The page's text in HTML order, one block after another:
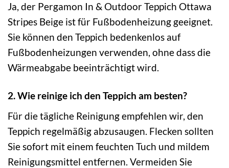
Ja, der Pergamon In & Outdoor Teppich Ottawa
Stripes Beige ist für Fußbodenheizung geeignet.
Sie können den Teppich bedenkenlos auf
Fußbodenheizungen verwenden, ohne dass die
Wärmeabgabe beeinträchtigt wird.
2. Wie reinige ich den Teppich am besten?
Für die tägliche Reinigung empfehlen wir, den
Teppich regelmäßig abzusaugen. Flecken sollten
Sie sofort mit einem feuchten Tuch und mildem
Reinigungsmittel entfernen. Vermeiden Sie